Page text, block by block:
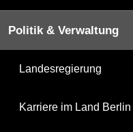
Politik & Verwaltung
Landesregierung
Karriere im Land Berlin